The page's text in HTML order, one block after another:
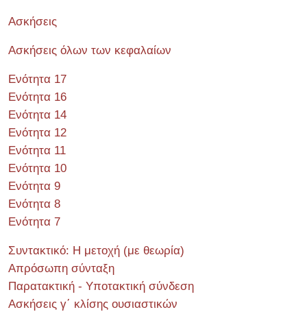
Ασκήσεις
Ασκήσεις όλων των κεφαλαίων
Ενότητα 17
Ενότητα 16
Ενότητα 14
Ενότητα 12
Ενότητα 11
Ενότητα 10
Ενότητα 9
Ενότητα 8
Ενότητα 7
Συντακτικό: Η μετοχή (με θεωρία)
Απρόσωπη σύνταξη
Παρατακτική - Υποτακτική σύνδεση
Ασκήσεις γ΄ κλίσης ουσιαστικών